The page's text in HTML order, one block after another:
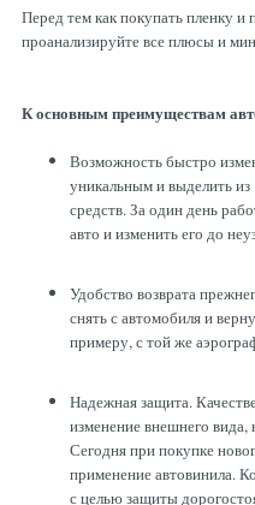
Перед тем как покупать пленку и
проанализируйте все плюсы и
К основным преимуществам
Возможность быстро
уникальным и выделить
средств. За один день
авто и изменить его до
Удобство возврата
снять с автомобиля и
примеру, с той же
Надежная защита.
изменение внешнего
Сегодня при покупке
применение автовинила.
с целью защиты
РОЛИКИ
ТОРМОЗНЫЕ